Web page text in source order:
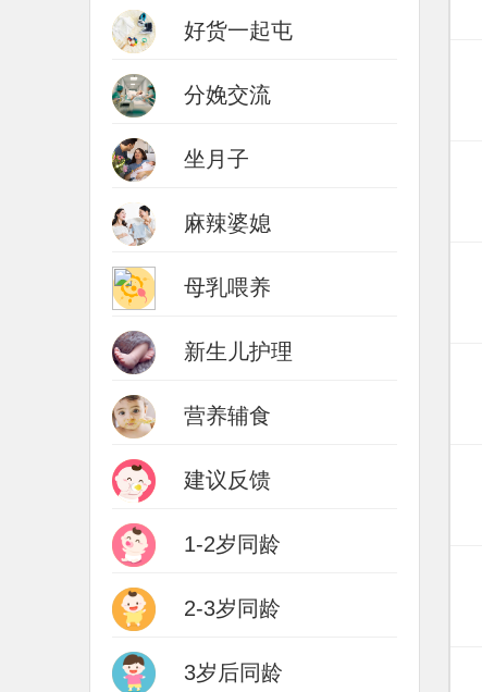
好货一起屯
分娩交流
坐月子
麻辣婆媳
母乳喂养
新生儿护理
营养辅食
建议反馈
1-2岁同龄
2-3岁同龄
3岁后同龄